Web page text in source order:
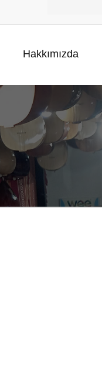
Hakkımızda